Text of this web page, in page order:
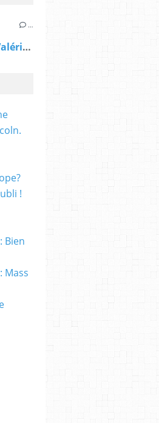
…
François, Ségo, Valérie, Julie et les autres
!
Bien
Mass